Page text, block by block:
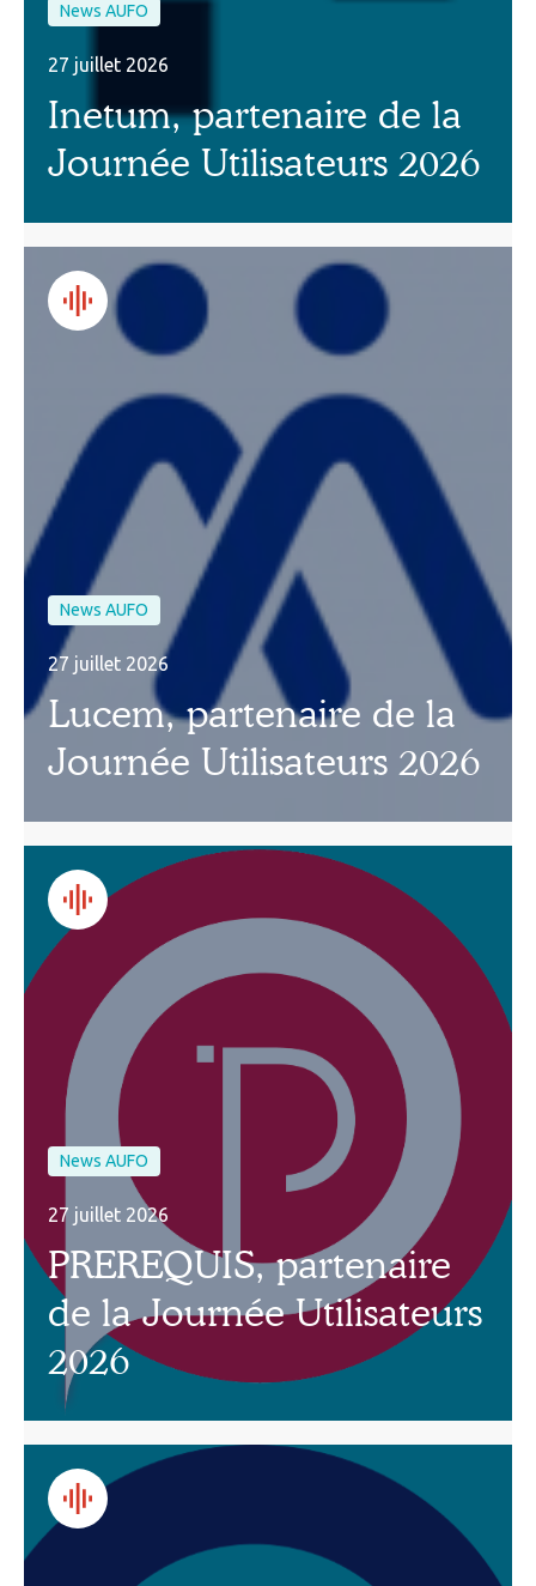
News AUFO
27 juillet 2026
Inetum, partenaire de la
Journée Utilisateurs 2026
News AUFO
27 juillet 2026
Lucem, partenaire de la
Journée Utilisateurs 2026
News AUFO
27 juillet 2026
PREREQUIS, partenaire
de la Journée Utilisateurs
2026